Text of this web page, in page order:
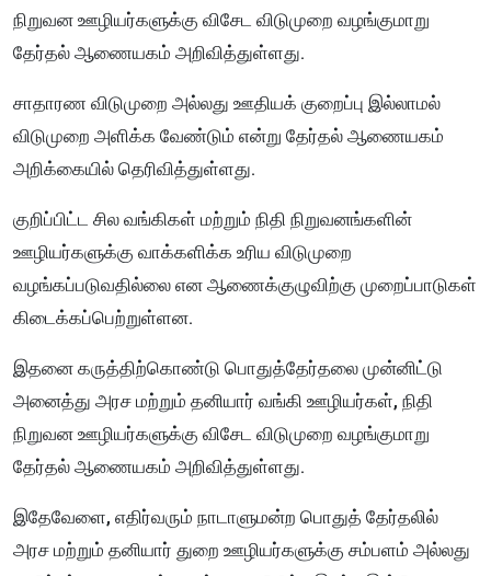
நிறுவன ஊழியர்களுக்கு விசேட விடுமுறை வழங்குமாறு
தேர்தல் ஆணையகம் அறிவித்துள்ளது.
சாதாரண விடுமுறை அல்லது ஊதியக் குறைப்பு இல்லாமல்
விடுமுறை அளிக்க வேண்டும் என்று தேர்தல் ஆணையகம்
அறிக்கையில் தெரிவித்துள்ளது.
குறிப்பிட்ட சில வங்கிகள் மற்றும் நிதி நிறுவனங்களின்
ஊழியர்களுக்கு வாக்களிக்க உரிய விடுமுறை
வழங்கப்படுவதில்லை என ஆணைக்குழுவிற்கு முறைப்பாடுகள்
கிடைக்கப்பெற்றுள்ளன.
இதனை கருத்திற்கொண்டு பொதுத்தேர்தலை முன்னிட்டு
அனைத்து அரச மற்றும் தனியார் வங்கி ஊழியர்கள், நிதி
நிறுவன ஊழியர்களுக்கு விசேட விடுமுறை வழங்குமாறு
தேர்தல் ஆணையகம் அறிவித்துள்ளது.
இதேவேளை, எதிர்வரும் நாடாளுமன்ற பொதுத் தேர்தலில்
அரச மற்றும் தனியார் துறை ஊழியர்களுக்கு சம்பளம் அல்லது